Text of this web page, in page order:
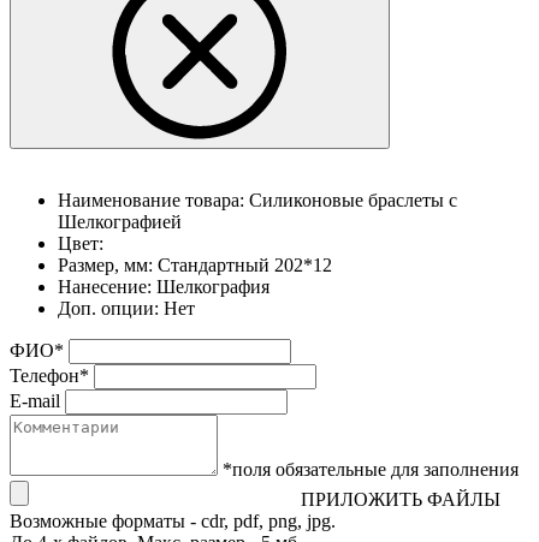
Наименование товара: Силиконовые браслеты с
Шелкографией
Цвет:
Размер, мм: Стандартный 202*12
Нанесение: Шелкография
Доп. опции: Нет
ФИО*
Телефон*
E-mail
*поля обязательные для заполнения
ПРИЛОЖИТЬ ФАЙЛЫ
Возможные форматы - cdr, pdf, png, jpg.